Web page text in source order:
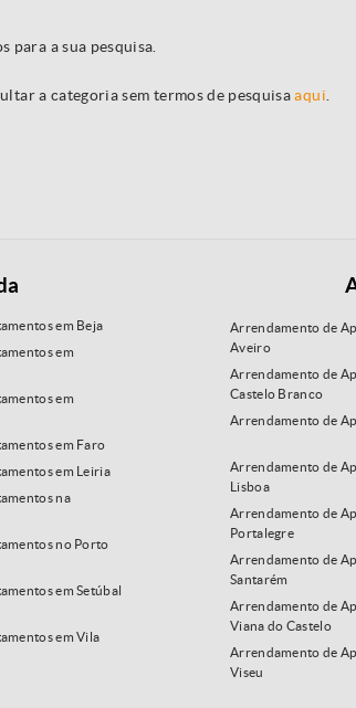
para a sua pesquisa.
a categoria sem termos de pesquisaaqui
em Beja
em
em
em Faro
em Leiria
na
no Porto
em Setúbal
em Vila
Arrendamento de
Aveiro
Arrendamento de
Castelo Branco
Arrendamento de
Arrendamento de
Lisboa
Arrendamento de
Portalegre
Arrendamento de
Santarém
Arrendamento de
Viana do Castelo
Arrendamento de
Viseu